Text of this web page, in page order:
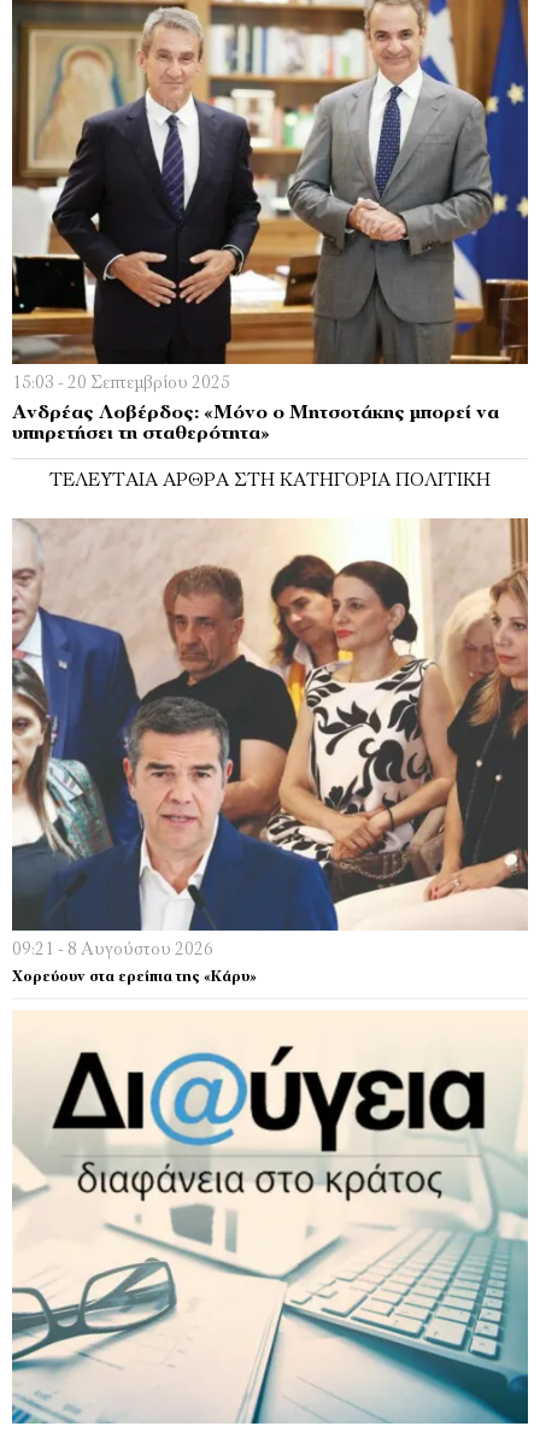
15:03 - 20 Σεπτεμβρίου 2025
Ανδρέας Λοβέρδος: «Μόνο ο Μητσοτάκης μπορεί να
υπηρετήσει τη σταθερότητα»
ΤΕΛΕΥΤΑΊΑ ΆΡΘΡΑ ΣΤΗ ΚΑΤΗΓΟΡΊΑ ΠΟΛΙΤΙΚΉ
09:21 - 8 Αυγούστου 2026
Χορεύουν στα ερείπια της «Κάρυ»